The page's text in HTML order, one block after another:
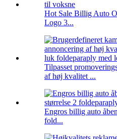
Hot Sale Billig Auto
Logo 3...
Tilpasset
af høj kvalitet ...
Engros billig auto
fold...